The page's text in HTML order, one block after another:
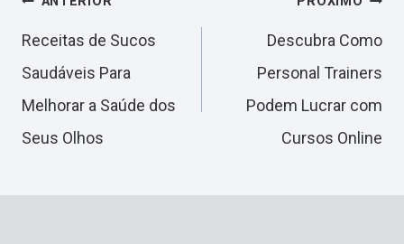
Navegação
de
Post
Receitas de Sucos
Saudáveis Para
Melhorar a Saúde dos
Seus Olhos
Descubra Como
Personal Trainers
Podem Lucrar com
Cursos Online